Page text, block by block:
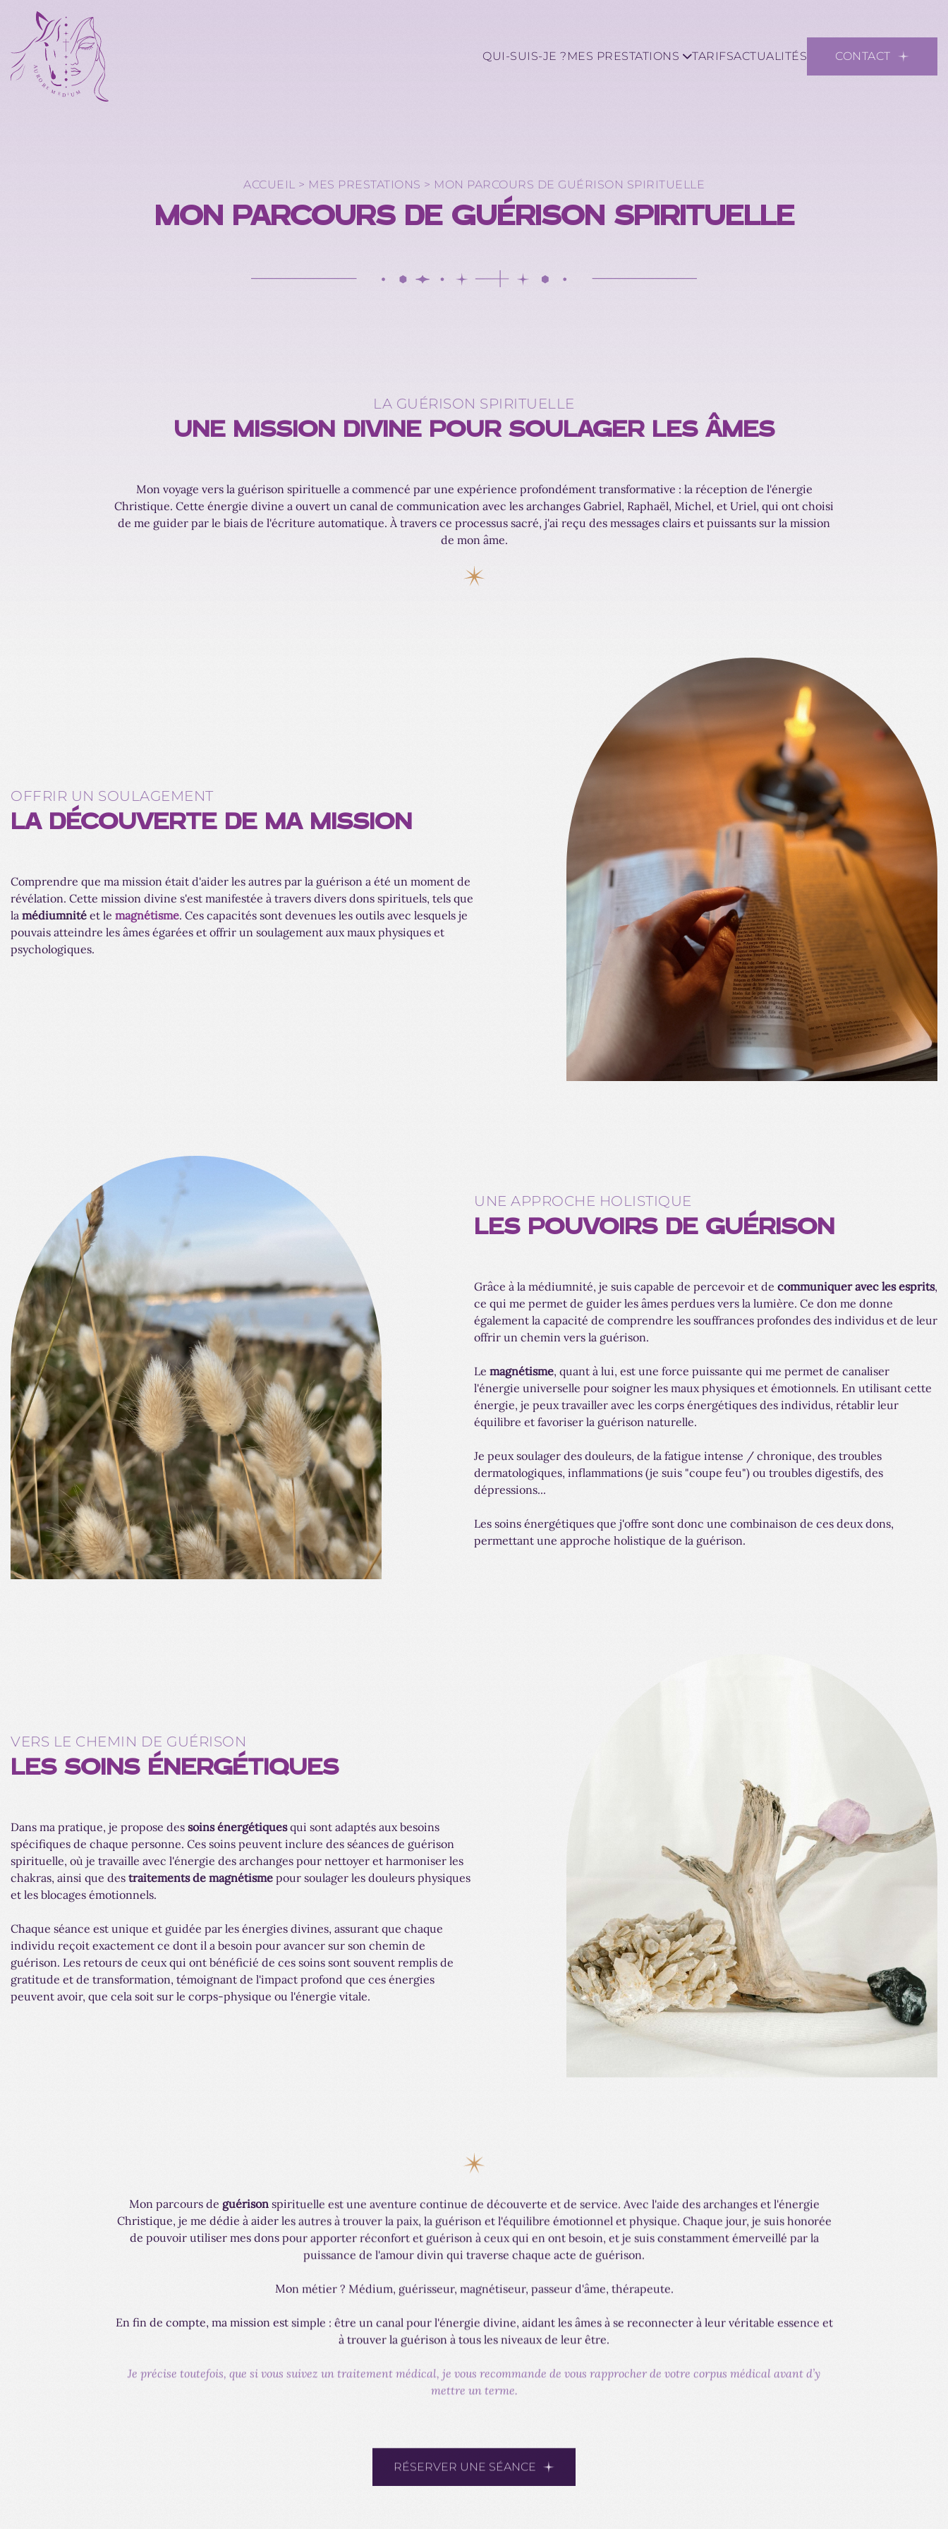
QUI-SUIS-JE ? MES PRESTATIONS TARIFSACTUALITÉS CONTACT
ACCUEIL > MES PRESTATIONS > MON PARCOURS DE GUÉRISON SPIRITUELLE
MON PARCOURS DE GUÉRISON SPIRITUELLE
LA GUÉRISON SPIRITUELLE
UNE MISSION DIVINE POUR SOULAGER LES ÂMES
Mon voyage vers la guérison spirituelle a commencé par une expérience profondément transformative : la réception de l'énergie
Christique. Cette énergie divine a ouvert un canal de communication avec les archanges Gabriel, Raphaël, Michel, et Uriel, qui ont choisi
de me guider par le biais de l'écriture automatique. À travers ce processus sacré, j'ai reçu des messages clairs et puissants sur la mission
de mon âme.
OFFRIR UN SOULAGEMENT
LA DÉCOUVERTE DE MA MISSION
Comprendre que ma mission était d'aider les autres par la guérison a été un moment de
révélation. Cette mission divine s'est manifestée à travers divers dons spirituels, tels que
la médiumnité et le magnétisme. Ces capacités sont devenues les outils avec lesquels je
pouvais atteindre les âmes égarées et offrir un soulagement aux maux physiques et
psychologiques.
UNE APPROCHE HOLISTIQUE
LES POUVOIRS DE GUÉRISON
Grâce à la médiumnité, je suis capable de percevoir et de communiquer avec les esprits,
ce qui me permet de guider les âmes perdues vers la lumière. Ce don me donne
également la capacité de comprendre les souffrances profondes des individus et de leur
offrir un chemin vers la guérison.
Le magnétisme, quant à lui, est une force puissante qui me permet de canaliser
l'énergie universelle pour soigner les maux physiques et émotionnels. En utilisant cette
énergie, je peux travailler avec les corps énergétiques des individus, rétablir leur
équilibre et favoriser la guérison naturelle.
Je peux soulager des douleurs, de la fatigue intense / chronique, des troubles
dermatologiques, inflammations (je suis "coupe feu") ou troubles digestifs, des
dépressions...
Les soins énergétiques que j'offre sont donc une combinaison de ces deux dons,
permettant une approche holistique de la guérison.
VERS LE CHEMIN DE GUÉRISON
LES SOINS ÉNERGÉTIQUES
Dans ma pratique, je propose des soins énergétiquesqui sont adaptés aux besoins
spécifiques de chaque personne. Ces soins peuvent inclure des séances de guérison
spirituelle, où je travaille avec l'énergie des archanges pour nettoyer et harmoniser les
chakras, ainsi que des traitements de magnétisme pour soulager les douleurs physiques
et les blocages émotionnels.
Chaque séance est unique et guidée par les énergies divines, assurant que chaque
individu reçoit exactement ce dont il a besoin pour avancer sur son chemin de
guérison. Les retours de ceux qui ont bénéficié de ces soins sont souvent remplis de
gratitude et de transformation, témoignant de l'impact profond que ces énergies
peuvent avoir, que cela soit sur le corps-physique ou l'énergie vitale.
Mon parcours de guérisonspirituelle est une aventure continue de découverte et de service. Avec l'aide des archanges et l'énergie
Christique, je me dédie à aider les autres à trouver la paix, la guérison et l'équilibre émotionnel et physique. Chaque jour, je suis honorée
de pouvoir utiliser mes dons pour apporter réconfort et guérison à ceux qui en ont besoin, et je suis constamment émerveillé par la
puissance de l'amour divin qui traverse chaque acte de guérison.
Mon métier ? Médium, guérisseur, magnétiseur, passeur d'âme, thérapeute.
En fin de compte, ma mission est simple : être un canal pour l'énergie divine, aidant les âmes à se reconnecter à leur véritable essence et
à trouver la guérison à tous les niveaux de leur être.
Je précise toutefois, que si vous suivez un traitement médical, je vous recommande de vous rapprocher de votre corpus médical avant d’y
mettre un terme.
RÉSERVER UNE SÉANCE